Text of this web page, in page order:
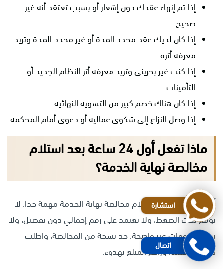
إذا تم إنهاء عقدك دون إشعار أو بسبب تعتقد أنه غير
صحيح.
إذا كان لديك عقد محدد المدة أو غير محدد المدة وتريد
معرفة أثره.
إذا كنت غير بحريني وتريد معرفة أثر النظام الجديد أو
التأمينات.
إذا كان هناك خصم كبير من التسوية النهائية.
إذا وصل النزاع إلى شكوى عمالية أو دعوى أمام المحكمة.
ماذا تفعل أول 24 ساعة بعد استلام
مخالصة نهاية الخدمة؟
أول 24 ساعة بعد استلام مخالصة نهاية الخدمة مهمة جدًا. لا
توقع تحت الضغط، ولا تعتمد على رقم إجمالي دون تفصيل، ولا
تقبل خصومات غير واضحة. خذ نسخة من المخالصة، واطلب
كشفًا تفصيليًا، وراجع المبلغ بهدوء.
اتصال
استشارة